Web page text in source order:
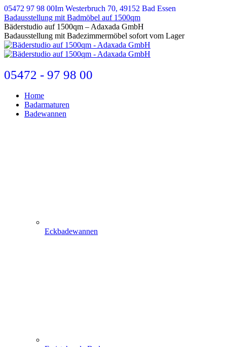
Zum
Inhalt
springen
05472 97 98 00Im Westerbruch 70, 49152 Bad Essen
Badausstellung mit Badmöbel auf 1500qm
E-
Mail
page
opens
new
window
Bäderstudio auf 1500qm – Adaxada GmbH
Badausstellung mit Badezimmermöbel sofort vom Lager
05472 - 97 98 00
Home
Badarmaturen
Badewannen
Eckbadewannen